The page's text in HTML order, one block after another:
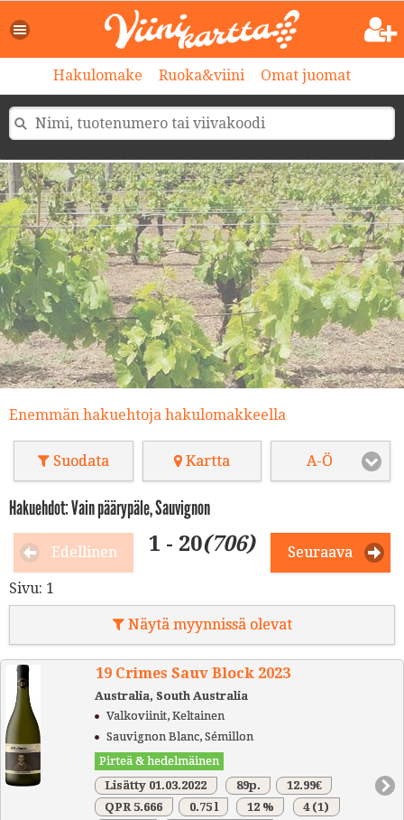
Hakulomake Ruoka&viini Omat juomat
Enemmän hakuehtoja hakulomakkeella
Suodata Kartta A-Ö
Hakuehdot: Vain päärypäle, Sauvignon
Edellinen 1 - 20(706) Seuraava
Sivu: 1
Näytä myynnissä olevat
19 Crimes Sauv Block 2023
Australia, South Australia
Valkoviinit, Keltainen
Sauvignon Blanc, Sémillon
Pirteä & hedelmäinen
Lisätty 01.03.2022
89p.
12.99€
QPR 5.666
0.75 l 12 % 4 (1)